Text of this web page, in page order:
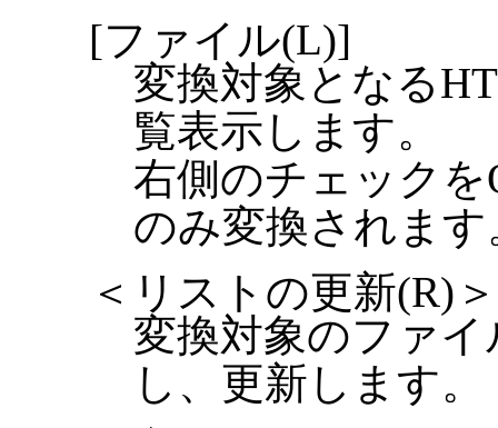
[ファイル(L)]
変換対象となる
覧表示します。
右側のチェック
のみ変換されます
＜リストの更新(R)＞
変換対象のファ
し、更新します。